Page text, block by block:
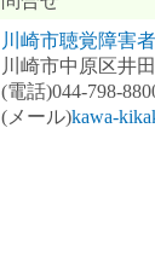
川崎市聴覚障害
川崎市中原区井
(電話)044-798-
(メール)kawa-